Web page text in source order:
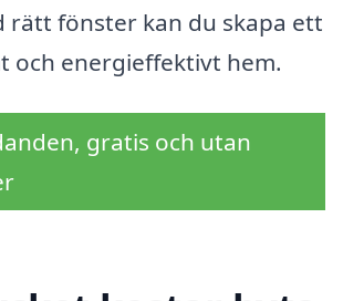
rätt fönster kan du skapa ett
och energieffektivt hem.
gratis och utan